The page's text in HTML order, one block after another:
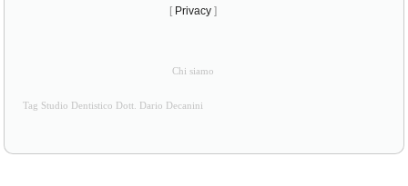
[ Privacy ]
Chi siamo
Tag Studio Dentistico Dott. Dario Decanini